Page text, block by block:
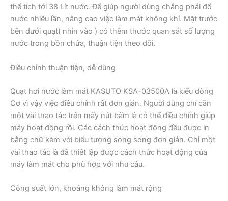
thể tích tới 38 Lít nước. Để giúp người dùng chẳng phải đổ
nước nhiều lần, nâng cao việc làm mát không khí. Mặt trước
bên dưới quạt( nhìn vào ) có thêm thước quan sát số lượng
nước trong bồn chứa, thuận tiện theo dõi.
Điều chỉnh thuận tiện, dễ dùng
Quạt hơi nước làm mát KASUTO KSA-03500A là kiểu dòng
Cơ vì vậy việc điều chỉnh rất đơn giản. Người dùng chỉ cần
một vài thao tác trên mấy nút bấm là có thể điều chỉnh giúp
máy hoạt động rồi. Các cách thức hoạt động đều được in
bằng chữ kèm với biểu tượng song song đơn giản. Chỉ một
vài thao tác là đã thiết lập được cách thức hoạt động của
máy làm mát cho phù hợp với nhu cầu.
Công suất lớn, khoảng không làm mát rộng